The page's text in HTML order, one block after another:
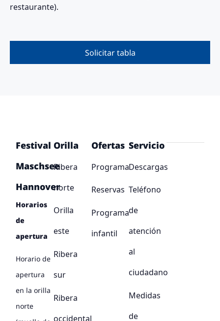
restaurante).
Solicitar tabla
Festival
Maschsee
Hannover
Horarios
de
apertura
Horario de
apertura
en la orilla
norte
Orilla
Ribera
norte
Orilla
este
Ribera
sur
Ribera
occidental
Ofertas
Programa
Reservas
Programa
infantil
Servicio
Descargas
Teléfono
de
atención
al
ciudadano
Medidas
de